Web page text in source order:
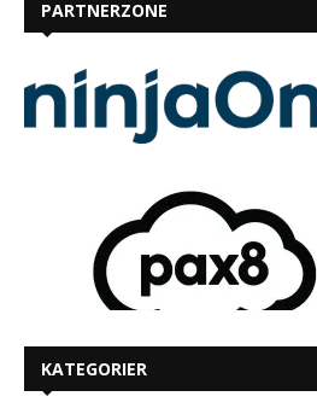
PARTNERZONE
KATEGORIER